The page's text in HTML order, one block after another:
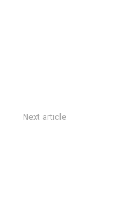
Next article